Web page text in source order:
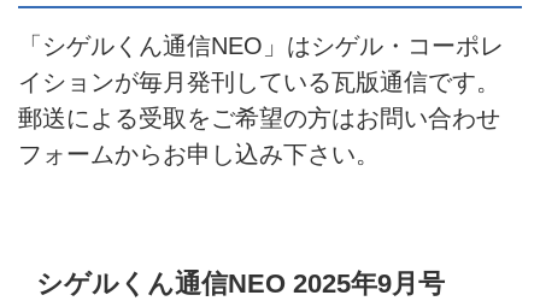
「シゲルくん通信NEO」はシゲル・コーポレ
イションが毎月発刊している瓦版通信です。
郵送による受取をご希望の方はお問い合わせ
フォームからお申し込み下さい。
シゲルくん通信NEO 2025年9月号